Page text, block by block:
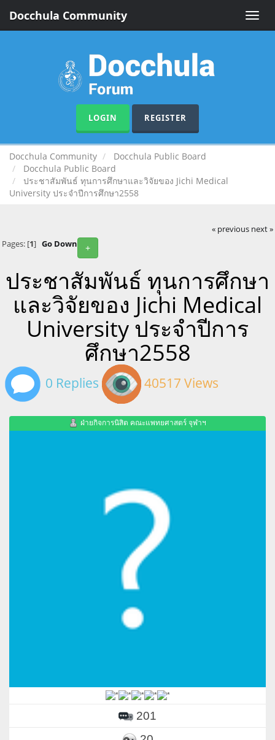
Toggle
Docchula Community
LOGIN REGISTER
Docchula Community
Docchula Public Board
Docchula Public Board
ประชาสัมพันธ์ ทุนการศึกษาและวิจัยของ Jichi Medical
University ประจำปีการศึกษา2558
« previous next »
+
Pages: [1] Go Down
ประชาสัมพันธ์ ทุนการศึกษา
และวิจัยของ Jichi Medical
University ประจำปีการ
ศึกษา2558
0 Replies 40517 Views
ฝ่ายกิจการนิสิต คณะแพทยศาสตร์ จุฬาฯ
201